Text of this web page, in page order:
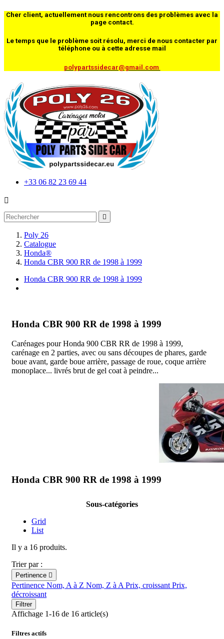
Cher client, actuellement nous rencontrons des problèmes avec la
page contact.
Le temps que le problème soit résolu, merci de nous contacter par
téléphone ou à cette adresse mail
polypartssidecar@gmail.com
+33 06 82 23 69 44


Poly 26
Catalogue
Honda®
Honda CBR 900 RR de 1998 à 1999
Honda CBR 900 RR de 1998 à 1999
Honda CBR 900 RR de 1998 à 1999
Carénages pour Honda 900 CBR RR de 1998 à 1999,
carénage en 2 parties, avec ou sans découpes de phares, garde
boue avant, garde boue arrière, passage de roue, coque arrière
monoplace... livrés brut de gel coat à peindre...
Honda CBR 900 RR de 1998 à 1999
Sous-catégories
Grid
List
Il y a 16 produits.
Trier par :
Pertinence 
Pertinence Nom, A à Z Nom, Z à A Prix, croissant Prix,
décroissant
Filtrer
Affichage 1-16 de 16 article(s)
Filtres actifs